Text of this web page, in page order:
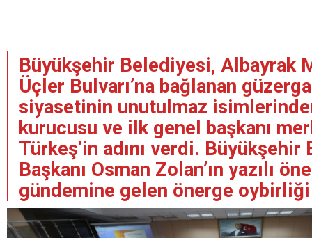
Büyükşehir Belediyesi, Albayrak
Üçler Bulvarı’na bağlanan
siyasetinin unutulmaz
kurucusu ve ilk genel başkanı
Türkeş’in adını verdi. Büyükşehir
Başkanı Osman Zolan’ın yazılı
gündemine gelen önerge